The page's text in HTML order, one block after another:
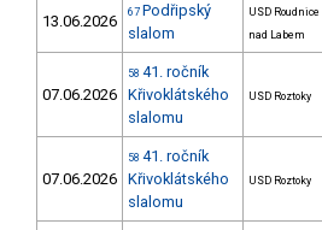
13.06.2026 67 Podřipský
slalom
USD Roudnice
nad Labem
07.06.2026
58 41. ročník
Křivoklátského
slalomu
USD Roztoky
07.06.2026
58 41. ročník
Křivoklátského
slalomu
USD Roztoky